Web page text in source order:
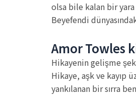
olsa bile kalan bir
Beyefendi
Amor Towles
Hikayenin gelişme
Hikaye, aşk ve kayıp
yankılanan bir sırra